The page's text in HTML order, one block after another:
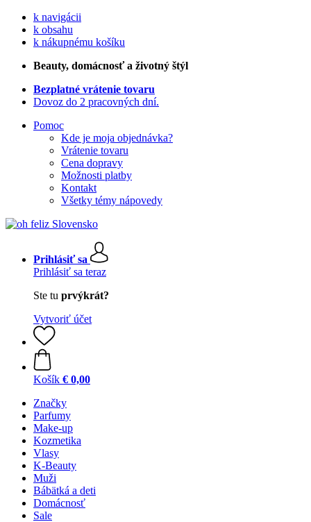
k navigácii
k obsahu
k nákupnému košíku
Beauty, domácnosť a životný štýl
Bezplatné vrátenie tovaru
Dovoz do 2 pracovných dní.
Pomoc
Kde je moja objednávka?
Vrátenie tovaru
Cena dopravy
Možnosti platby
Kontakt
Všetky témy nápovedy
Prihlásiť sa
Prihlásiť sa teraz
Ste tu prvýkrát?
Vytvoriť účet
Košík € 0,00
Značky
Parfumy
Make-up
Kozmetika
Vlasy
K-Beauty
Muži
Bábätká a deti
Domácnosť
Sale